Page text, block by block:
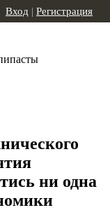
Вход | Регистрация
ни одна